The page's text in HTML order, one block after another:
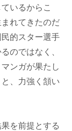
いるからこ
れてきたのだ
的スター選手
のではなく、
ンガが果たし
、力強く頷い
を前提とする